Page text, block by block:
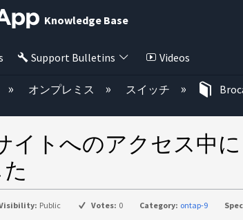
Knowledge Base
Support Bulletins Videos
バル階層を展開/折りたたむ
オンプレミス スイッチ
イトへのアクセス中
Public Votes: 0 Category: ontap-9